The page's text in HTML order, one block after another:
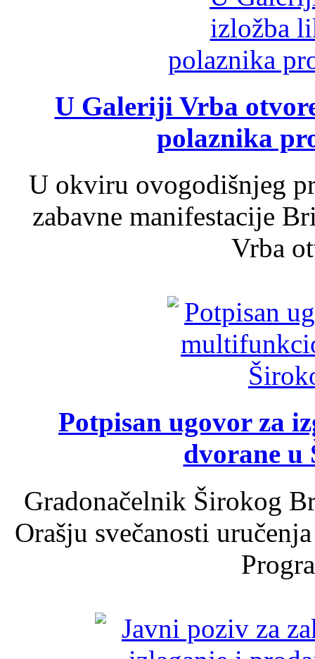
U Galeriji Vrba
polaznika
U okviru ovogodišnjeg
zabavne manifestacije
Vrba
Potpisan ugovor za
dvorane u
Gradonačelnik Širokog
Orašju svečanosti